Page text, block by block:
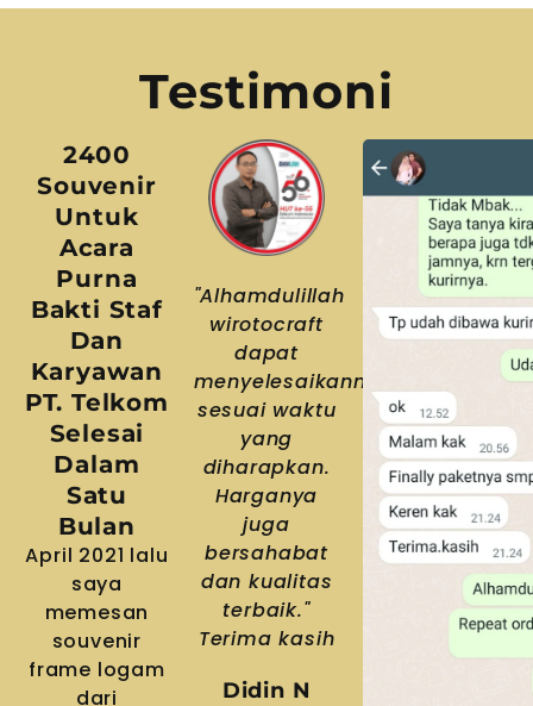
Testimoni
2400
Souvenir
Untuk
Acara
Purna
Bakti Staf
Dan
Karyawan
PT. Telkom
Selesai
Dalam
Satu
Bulan
April 2021 lalu
saya
memesan
souvenir
frame logam
dari
"Alhamdulillah
wirotocraft
dapat
menyelesaikannya
sesuai waktu
yang
diharapkan.
Harganya
juga
bersahabat
dan kualitas
terbaik."
Terima kasih
Didin N